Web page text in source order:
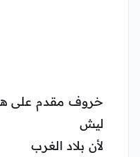
خروف مقدم على
ليش
لأن بلاد الغرب